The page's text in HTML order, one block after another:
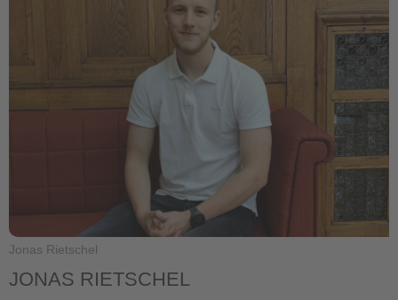
Jonas Rietschel
JONAS RIETSCHEL